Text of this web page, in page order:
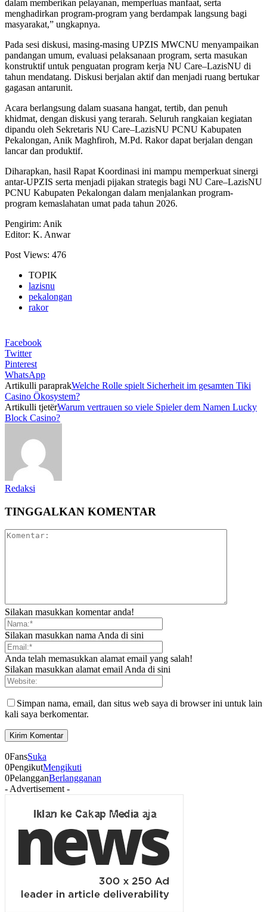
dalam memberikan pelayanan, memperluas manfaat, serta
menghadirkan program-program yang berdampak langsung bagi
masyarakat,” ungkapnya.
Pada sesi diskusi, masing-masing UPZIS MWCNU menyampaikan
pandangan umum, evaluasi pelaksanaan program, serta masukan
konstruktif untuk penguatan program kerja NU Care–LazisNU di
tahun mendatang. Diskusi berjalan aktif dan menjadi ruang bertukar
gagasan antarunit.
Acara berlangsung dalam suasana hangat, tertib, dan penuh
khidmat, dengan diskusi yang terarah. Seluruh rangkaian kegiatan
dipandu oleh Sekretaris NU Care–LazisNU PCNU Kabupaten
Pekalongan, Anik Maghfiroh, M.Pd. Rakor dapat berjalan dengan
lancar dan produktif.
Diharapkan, hasil Rapat Koordinasi ini mampu memperkuat sinergi
antar-UPZIS serta menjadi pijakan strategis bagi NU Care–LazisNU
PCNU Kabupaten Pekalongan dalam menjalankan program-
program kemaslahatan umat pada tahun 2026.
Pengirim: Anik
Editor: K. Anwar
Post Views: 476
TOPIK
lazisnu
pekalongan
rakor
Facebook
Twitter
Pinterest
WhatsApp
Artikulli paraprakWelche Rolle spielt Sicherheit im gesamten Tiki
Casino Ökosystem?
Artikulli tjetërWarum vertrauen so viele Spieler dem Namen Lucky
Block Casino?
Redaksi
TINGGALKAN KOMENTAR
Silakan masukkan komentar anda!
Silakan masukkan nama Anda di sini
Anda telah memasukkan alamat email yang salah!
Silakan masukkan alamat email Anda di sini
Simpan nama, email, dan situs web saya di browser ini untuk lain
kali saya berkomentar.
0FansSuka
0PengikutMengikuti
0PelangganBerlangganan
- Advertisement -